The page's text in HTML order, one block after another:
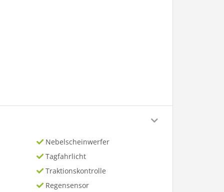
Nebelscheinwerfer
Tagfahrlicht
Traktionskontrolle
Regensensor